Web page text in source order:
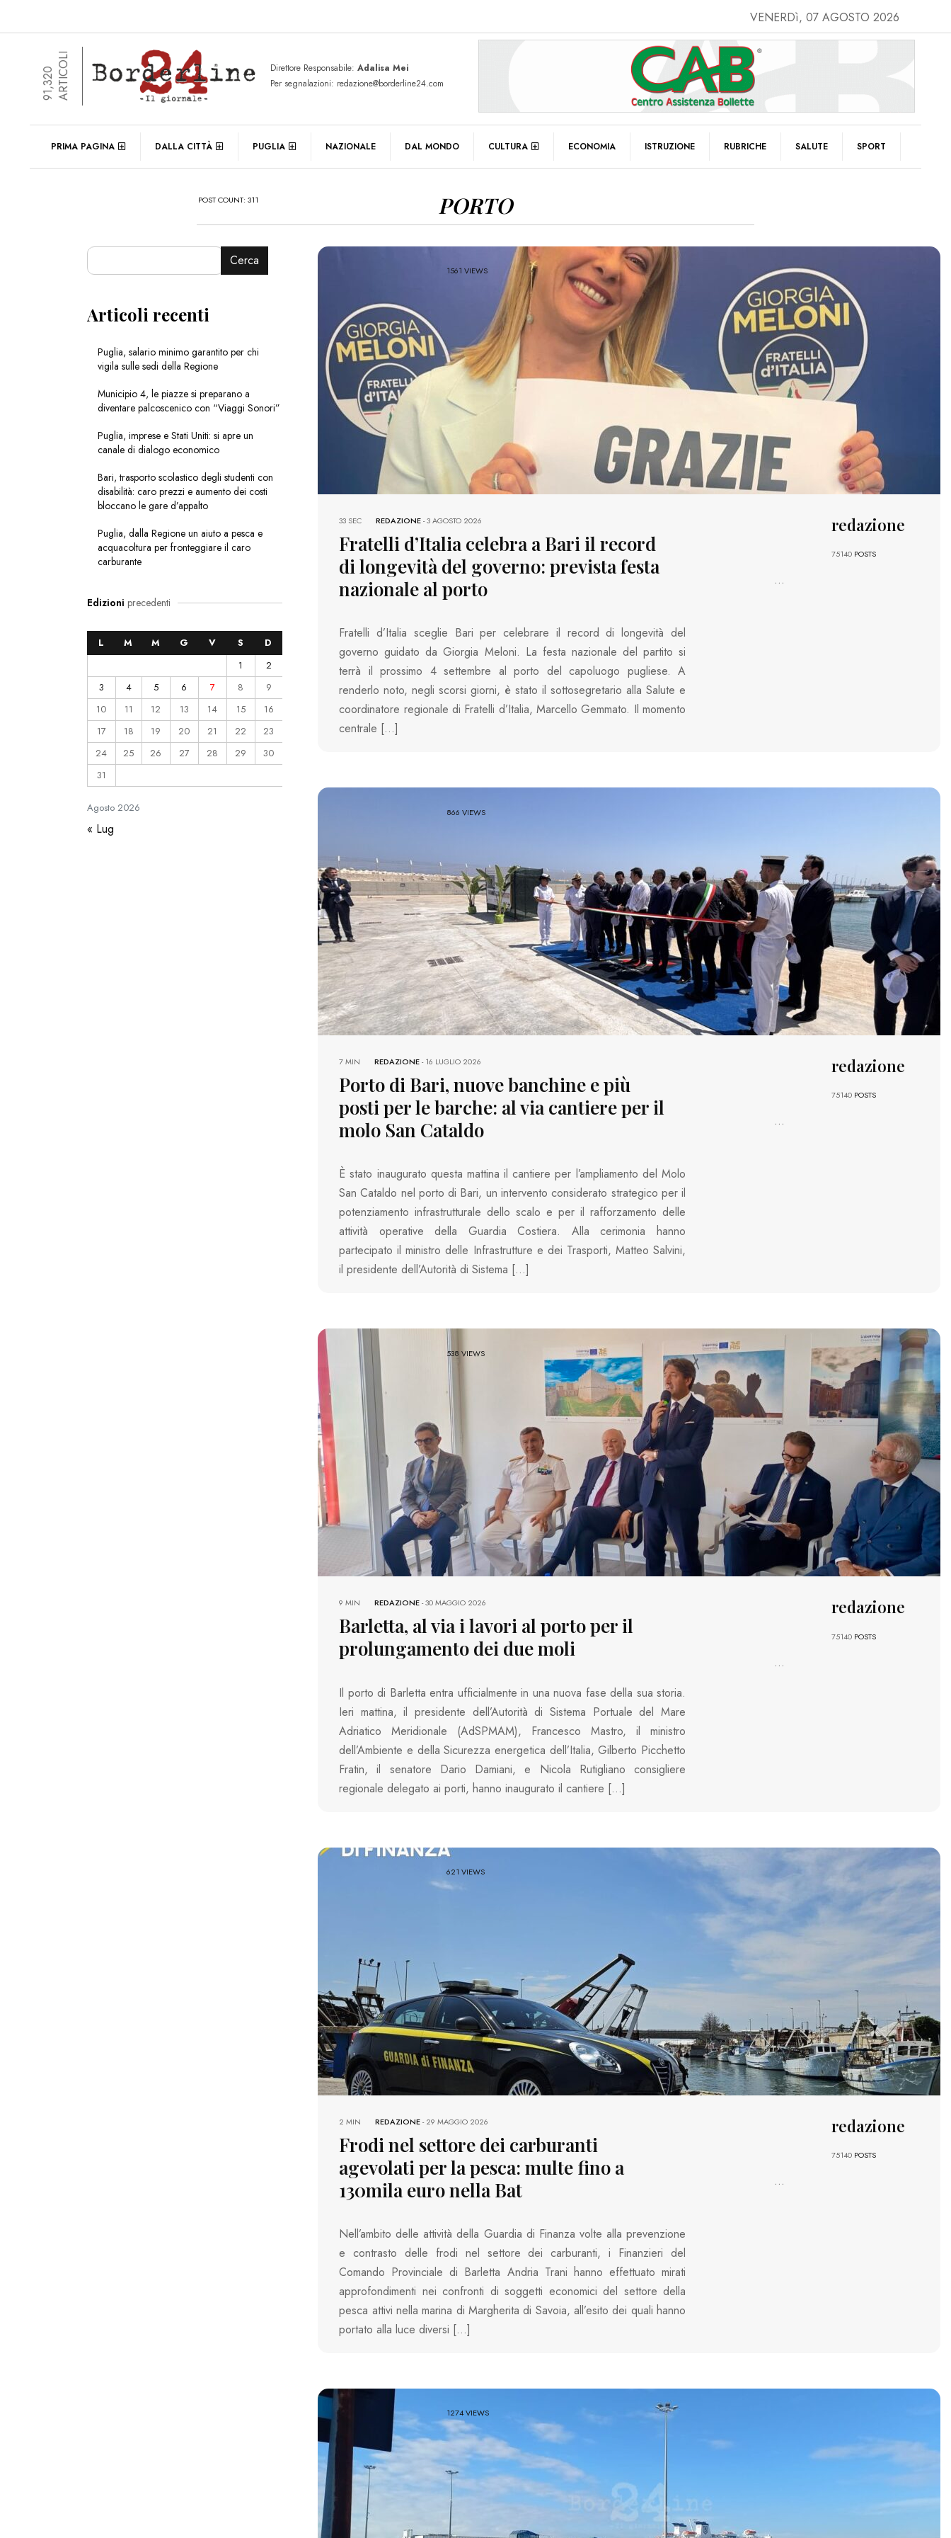
VENERDì, 07 AGOSTO 2026
91,320ARTICOLI Direttore Responsabile: Adalisa Mei
Per segnalazioni: redazione@borderline24.com
PRIMA PAGINA DALLA CITTÀ PUGLIA NAZIONALE DAL MONDO CULTURA ECONOMIA ISTRUZIONE RUBRICHE SALUTE SPORT
POST COUNT: 311 PORTO
1561 VIEWS
REDAZIONE-3 AGOSTO 2026
33 SEC
Fratelli d’Italia celebra a Bari il record
di longevità del governo: prevista festa
nazionale al porto
Fratelli d’Italia sceglie Bari per celebrare il record di longevità del
governo guidato da Giorgia Meloni. La festa nazionale del partito si
terrà il prossimo 4 settembre al porto del capoluogo pugliese. A
renderlo noto, negli scorsi giorni, è stato il sottosegretario alla Salute e
coordinatore regionale di Fratelli d’Italia, Marcello Gemmato. Il momento
centrale […]
redazione
75140 POSTS
...
866 VIEWS
REDAZIONE-16 LUGLIO 2026
7 MIN
Porto di Bari, nuove banchine e più
posti per le barche: al via cantiere per il
molo San Cataldo
È stato inaugurato questa mattina il cantiere per l’ampliamento del Molo
San Cataldo nel porto di Bari, un intervento considerato strategico per il
potenziamento infrastrutturale dello scalo e per il rafforzamento delle
attività operative della Guardia Costiera. Alla cerimonia hanno
partecipato il ministro delle Infrastrutture e dei Trasporti, Matteo Salvini,
il presidente dell’Autorità di Sistema […]
redazione
75140 POSTS
...
538 VIEWS
REDAZIONE-30 MAGGIO 2026
9 MIN
Barletta, al via i lavori al porto per il
prolungamento dei due moli
Il porto di Barletta entra ufficialmente in una nuova fase della sua storia.
Ieri mattina, il presidente dell’Autorità di Sistema Portuale del Mare
Adriatico Meridionale (AdSPMAM), Francesco Mastro, il ministro
dell’Ambiente e della Sicurezza energetica dell’Italia, Gilberto Picchetto
Fratin, il senatore Dario Damiani, e Nicola Rutigliano consigliere
regionale delegato ai porti, hanno inaugurato il cantiere […]
redazione
75140 POSTS
...
621 VIEWS
REDAZIONE-29 MAGGIO 2026
2 MIN
Frodi nel settore dei carburanti
agevolati per la pesca: multe fino a
130mila euro nella Bat
Nell’ambito delle attività della Guardia di Finanza volte alla prevenzione
e contrasto delle frodi nel settore dei carburanti, i Finanzieri del
Comando Provinciale di Barletta Andria Trani hanno effettuato mirati
approfondimenti nei confronti di soggetti economici del settore della
pesca attivi nella marina di Margherita di Savoia, all’esito dei quali hanno
portato alla luce diversi […]
redazione
75140 POSTS
...
1274 VIEWS
Cerca
Articoli recenti
Puglia, salario minimo garantito per chi
vigila sulle sedi della Regione
Municipio 4, le piazze si preparano a
diventare palcoscenico con “Viaggi Sonori”
Puglia, imprese e Stati Uniti: si apre un
canale di dialogo economico
Bari, trasporto scolastico degli studenti con
disabilità: caro prezzi e aumento dei costi
bloccano le gare d’appalto
Puglia, dalla Regione un aiuto a pesca e
acquacoltura per fronteggiare il caro
carburante
Edizioni precedenti
Agosto2026
L M M G V S
D
1
2
3
4 5 6 7 8
9
10
11 12 13 14 15
16
17
18 19 20 21 22
23
24
25 26 27 28 29
30
31
« Lug